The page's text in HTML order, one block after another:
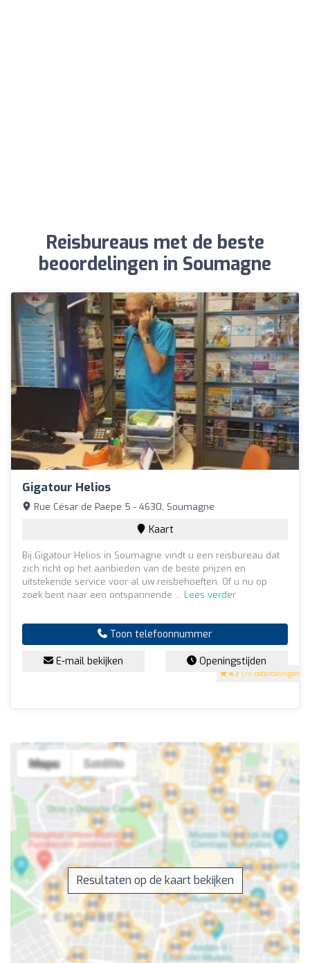
Reisbureaus met de beste
beoordelingen in Soumagne
Gigatour Helios
4.7 (19 beoordelingen)
Rue César de Paepe 5 - 4630, Soumagne
Kaart
Bij Gigatour Helios in Soumagne vindt u een reisbureau dat
zich richt op het aanbieden van de beste prijzen en
uitstekende service voor al uw reisbehoeften. Of u nu op
zoek bent naar een ontspannende ... Lees verder
Toon telefoonnummer
E-mail bekijken Openingstijden
Resultaten op de kaart bekijken